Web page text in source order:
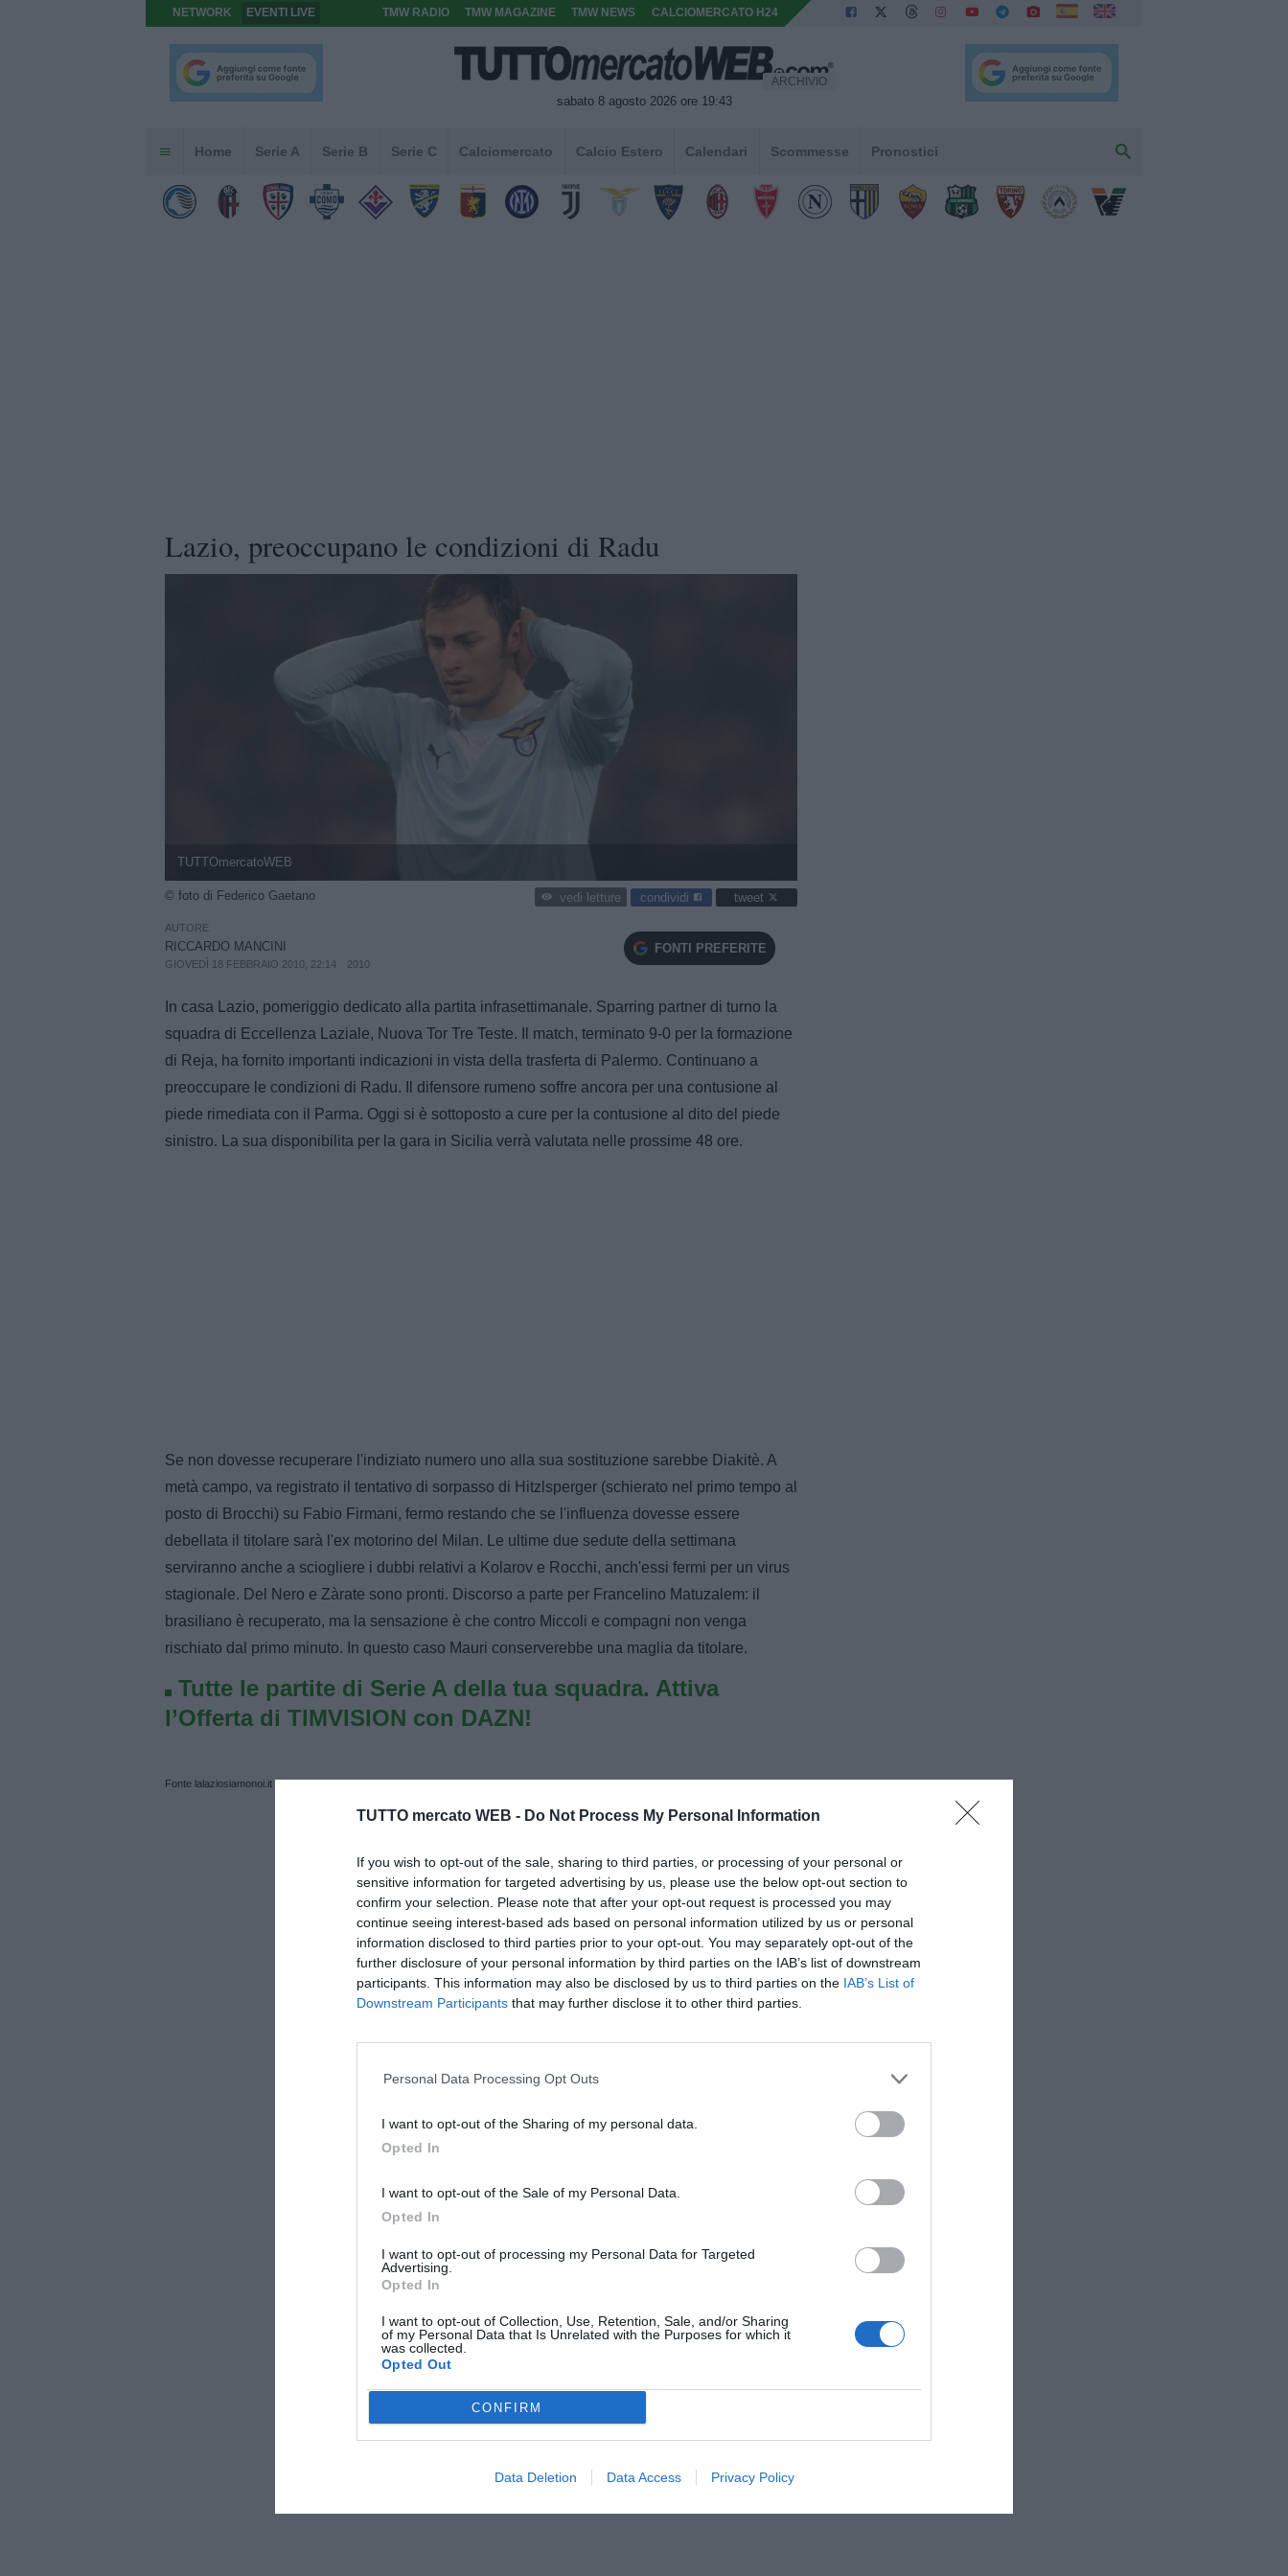
TUTTO mercato WEB - Do Not Process My Personal Information
If you wish to opt-out of the sale, sharing to third parties, or processing of your personal or
sensitive information for targeted advertising by us, please use the below opt-out section to
confirm your selection. Please note that after your opt-out request is processed you may
continue seeing interest-based ads based on personal information utilized by us or personal
information disclosed to third parties prior to your opt-out. You may separately opt-out of the
further disclosure of your personal information by third parties on the IAB’s list of downstream
participants. This information may also be disclosed by us to third parties on the IAB’s List of
Downstream Participants that may further disclose it to other third parties.
Personal Data Processing Opt Outs
I want to opt-out of the Sharing of my personal data.
Opted In
I want to opt-out of the Sale of my Personal Data.
Opted In
I want to opt-out of processing my Personal Data for Targeted
Advertising.
Opted In
I want to opt-out of Collection, Use, Retention, Sale, and/or Sharing
of my Personal Data that Is Unrelated with the Purposes for which it
was collected.
Opted Out
CONFIRM
Data Deletion Data Access Privacy Policy
NETWORK EVENTI LIVE TMW RADIO TMW MAGAZINE TMW NEWS CALCIOMERCATO H24
sabato 8 agosto 2026 ore 19:43
ARCHIVIO
Home Serie A Serie B Serie C Calciomercato Calcio Estero Calendari Scommesse Pronostici
Lazio, preoccupano le condizioni di Radu
TUTTOmercatoWEB
© foto di Federico Gaetano vedi letture condividi tweet
AUTORE
RICCARDO MANCINI
GIOVEDÌ 18 FEBBRAIO 2010, 22:14 2010
FONTI PREFERITE
In casa Lazio, pomeriggio dedicato alla partita infrasettimanale. Sparring partner di turno la
squadra di Eccellenza Laziale, Nuova Tor Tre Teste. Il match, terminato 9-0 per la formazione
di Reja, ha fornito importanti indicazioni in vista della trasferta di Palermo. Continuano a
preoccupare le condizioni di Radu. Il difensore rumeno soffre ancora per una contusione al
piede rimediata con il Parma. Oggi si è sottoposto a cure per la contusione al dito del piede
sinistro. La sua disponibilita per la gara in Sicilia verrà valutata nelle prossime 48 ore.
Se non dovesse recuperare l'indiziato numero uno alla sua sostituzione sarebbe Diakitè. A
metà campo, va registrato il tentativo di sorpasso di Hitzlsperger (schierato nel primo tempo al
posto di Brocchi) su Fabio Firmani, fermo restando che se l'influenza dovesse essere
debellata il titolare sarà l'ex motorino del Milan. Le ultime due sedute della settimana
serviranno anche a sciogliere i dubbi relativi a Kolarov e Rocchi, anch'essi fermi per un virus
stagionale. Del Nero e Zàrate sono pronti. Discorso a parte per Francelino Matuzalem: il
brasiliano è recuperato, ma la sensazione è che contro Miccoli e compagni non venga
rischiato dal primo minuto. In questo caso Mauri conserverebbe una maglia da titolare.
Tutte le partite di Serie A della tua squadra. Attiva
l’Offerta di TIMVISION con DAZN!
Fonte lalaziosiamonoi.it